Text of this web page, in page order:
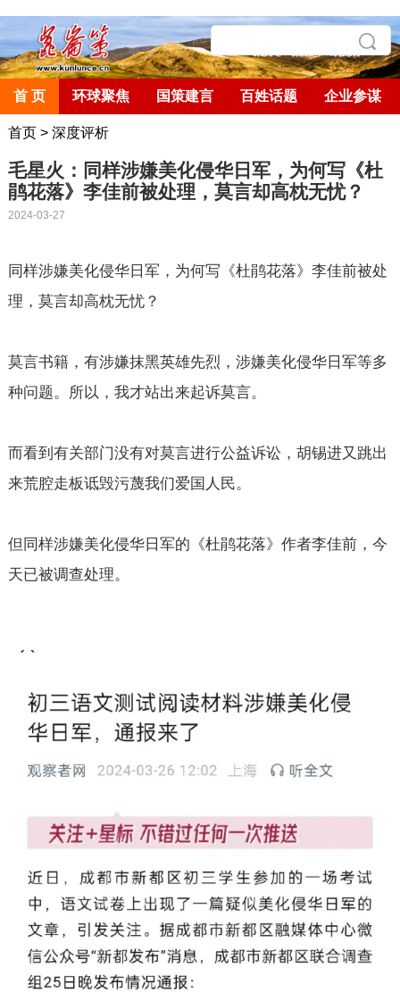
首 页 环球聚焦 国策建言 百姓话题 企业参谋
首页> 深度评析
毛星火：同样涉嫌美化侵华日军，为何写《杜
鹃花落》李佳前被处理，莫言却高枕无忧？
2024-03-27
同样涉嫌美化侵华日军，为何写《杜鹃花落》李佳前被处
理，莫言却高枕无忧？
莫言书籍，有涉嫌抹黑英雄先烈，涉嫌美化侵华日军等多
种问题。所以，我才站出来起诉莫言。
而看到有关部门没有对莫言进行公益诉讼，胡锡进又跳出
来荒腔走板诋毁污蔑我们爱国人民。
但同样涉嫌美化侵华日军的《杜鹃花落》作者李佳前，今
天已被调查处理。